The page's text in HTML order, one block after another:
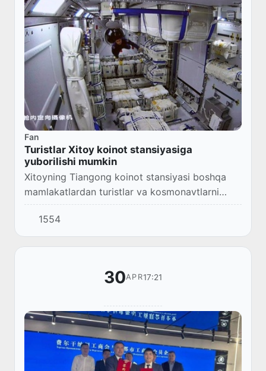
Fan
Turistlar Xitoy koinot stansiyasiga
yuborilishi mumkin
Xitoyning Tiangong koinot stansiyasi boshqa
mamlakatlardan turistlar va kosmonavtlarni
qabul qiladi.
1554
30APR17:21